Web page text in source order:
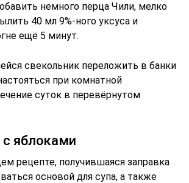
немного перца Чили, мелко
40 мл 9%-ного уксуса и
ещё 5 минут.
свекольник переложить в банки
при комнатной
суток в перевёрнутом
яблоками
рецепте, получившаяся заправка
основой для супа, а также